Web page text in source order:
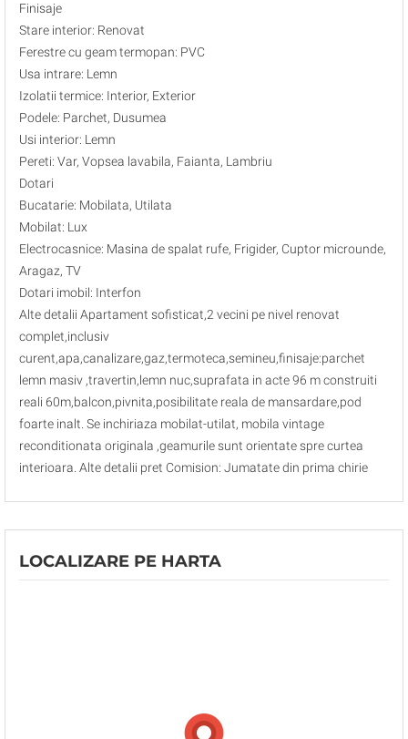
Finisaje
Stare interior: Renovat
Ferestre cu geam termopan: PVC
Usa intrare: Lemn
Izolatii termice: Interior, Exterior
Podele: Parchet, Dusumea
Usi interior: Lemn
Pereti: Var, Vopsea lavabila, Faianta, Lambriu
Dotari
Bucatarie: Mobilata, Utilata
Mobilat: Lux
Electrocasnice: Masina de spalat rufe, Frigider, Cuptor microunde,
Aragaz, TV
Dotari imobil: Interfon
Alte detalii Apartament sofisticat,2 vecini pe nivel renovat
complet,inclusiv
curent,apa,canalizare,gaz,termoteca,semineu,finisaje:parchet
lemn masiv ,travertin,lemn nuc,suprafata in acte 96 m construiti
reali 60m,balcon,pivnita,posibilitate reala de mansardare,pod
foarte inalt. Se inchiriaza mobilat-utilat, mobila vintage
reconditionata originala ,geamurile sunt orientate spre curtea
interioara. Alte detalii pret Comision: Jumatate din prima chirie
LOCALIZARE PE HARTA